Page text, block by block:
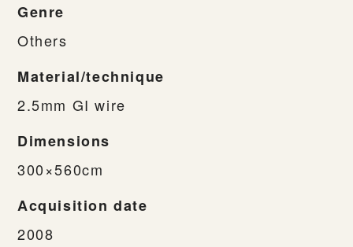
Genre
Others
Material/technique
2.5mm GI wire
Dimensions
300×560cm
Acquisition date
2008